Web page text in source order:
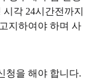
각 24시간전까지
지하여야 하며 사
청을 해야 합니다.